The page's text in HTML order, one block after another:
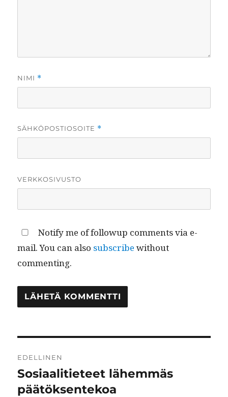
NIMI *
SÄHKÖPOSTIOSOITE *
VERKKOSIVUSTO
Notify me of followup comments via e-
mail. You can also subscribe without
commenting.
selaus
EDELLINEN
Edellinen
artikkeli:
Sosiaalitieteet lähemmäs
päätöksentekoa